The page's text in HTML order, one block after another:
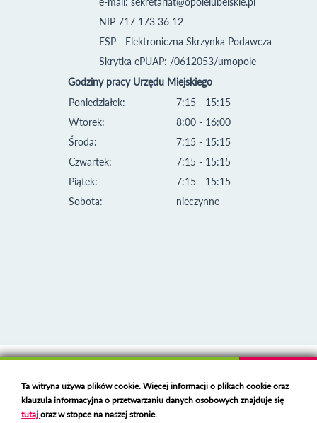
NIP 717 173 36 12
ESP - Elektroniczna Skrzynka Podawcza
Skrytka ePUAP: /0612053/umopole
Godziny pracy Urzędu Miejskiego
Poniedziałek:
Wtorek:
Środa:
Czwartek:
Piątek:
Sobota:
7:15 - 15:15
8:00 - 16:00
7:15 - 15:15
7:15 - 15:15
7:15 - 15:15
nieczynne
Deklaracja dostępności
Polski serwer RBL
https://polspam.pl/
Ta witryna używa plików cookie. Więcej informacji o plikach cookie oraz
klauzula informacyjna o przetwarzaniu danych osobowych znajduje się
tutajoraz w stopce na naszej stronie.